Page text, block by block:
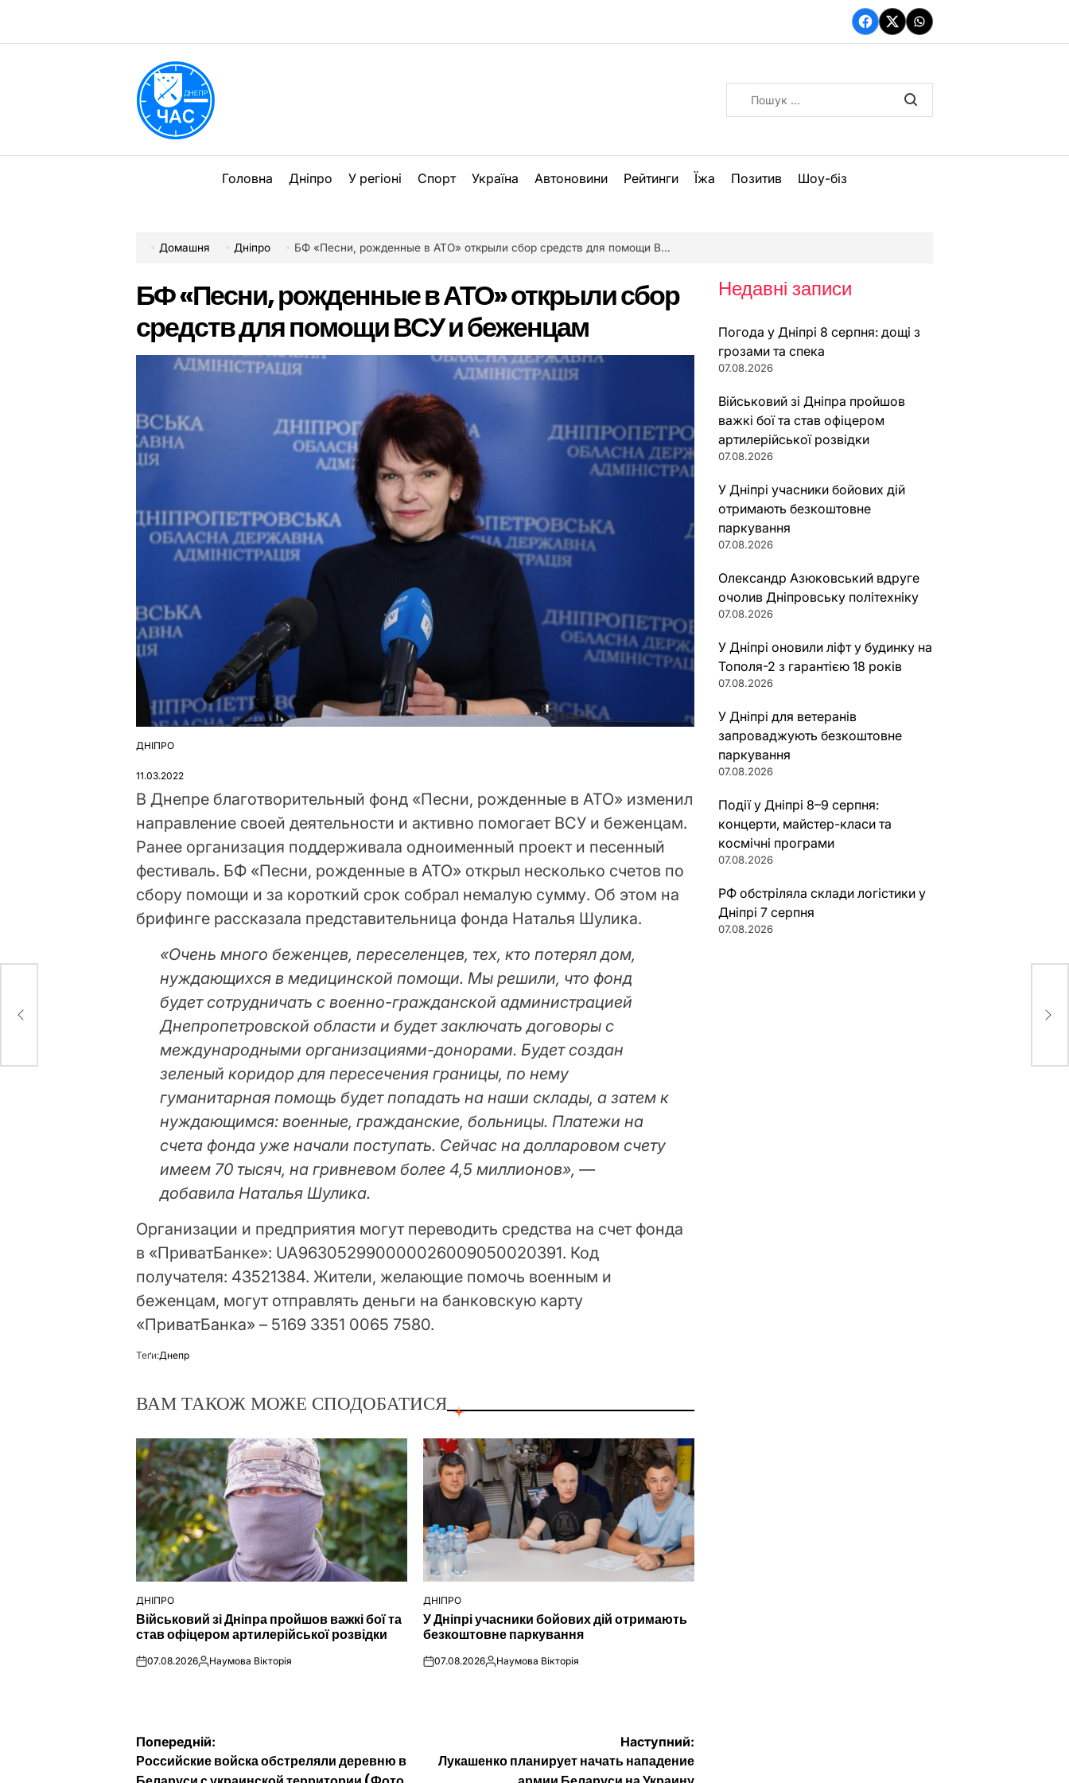
вмісту
Facebook
TwitterWhatsApp
Головна Дніпро У регіоні Спорт Україна Автоновини Рейтинги Їжа Позитив Шоу-біз
Домашня Дніпро БФ «Песни, рожденные в АТО» открыли сбор средств для помощи ВСУ и беженцам
БФ «Песни, рожденные в АТО» открыли сбор
средств для помощи ВСУ и беженцам
ОПУБЛІКУВАТИ
ДНІПРО
11.03.2022
В Днепре благотворительный фонд «Песни, рожденные в АТО» изменил
направление своей деятельности и активно помогает ВСУ и беженцам.
Ранее организация поддерживала одноименный проект и песенный
фестиваль. БФ «Песни, рожденные в АТО» открыл несколько счетов по
сбору помощи и за короткий срок собрал немалую сумму. Об этом на
брифинге рассказала представительница фонда Наталья Шулика.
«Очень много беженцев, переселенцев, тех, кто потерял дом,
нуждающихся в медицинской помощи. Мы решили, что фонд
будет сотрудничать с военно-гражданской администрацией
Днепропетровской области и будет заключать договоры с
международными организациями-донорами. Будет создан
зеленый коридор для пересечения границы, по нему
гуманитарная помощь будет попадать на наши склады, а затем к
нуждающимся: военные, гражданские, больницы. Платежи на
счета фонда уже начали поступать. Сейчас на долларовом счету
имеем 70 тысяч, на гривневом более 4,5 миллионов», —
добавила Наталья Шулика.
Организации и предприятия могут переводить средства на счет фонда
в «ПриватБанке»: UA963052990000026009050020391. Код
получателя: 43521384. Жители, желающие помочь военным и
беженцам, могут отправлять деньги на банковскую карту
«ПриватБанка» – 5169 3351 0065 7580.
Теґи:Днепр
ВАМ ТАКОЖ МОЖЕ СПОДОБАТИСЯ
ОПУБЛІКУВАТИ
У
ДНІПРО
Військовий зі Дніпра пройшов важкі бої та
став офіцером артилерійської розвідки
on07.08.2026Опубліковано
Наумова Вікторія
ОПУБЛІКУВАТИ
У
ДНІПРО
У Дніпрі учасники бойових дій отримають
безкоштовне паркування
on07.08.2026Опубліковано
Наумова Вікторія
Навігація
Попередній:
Российские войска обстреляли деревню в
Наступний:
Лукашенко планирует начать нападение
Недавні записи
Погода у Дніпрі 8 серпня: дощі з
грозами та спека
07.08.2026
Військовий зі Дніпра пройшов
важкі бої та став офіцером
артилерійської розвідки
07.08.2026
У Дніпрі учасники бойових дій
отримають безкоштовне
паркування
07.08.2026
Олександр Азюковський вдруге
очолив Дніпровську політехніку
07.08.2026
У Дніпрі оновили ліфт у будинку на
Тополя-2 з гарантією 18 років
07.08.2026
У Дніпрі для ветеранів
запроваджують безкоштовне
паркування
07.08.2026
Події у Дніпрі 8–9 серпня:
концерти, майстер-класи та
космічні програми
07.08.2026
РФ обстріляла склади логістики у
Дніпрі 7 серпня
07.08.2026